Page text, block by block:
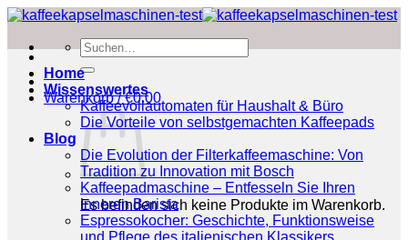
Zum
springen
Suchen
nach:
Warenkorb /€0.00
Es befinden sich keine Produkte im Warenkorb.
Home
Wissenswertes
Kaffeevollautomaten für Haushalt & Büro
Die Vorteile von selbstgemachten Kaffeepads
Blog
Die Evolution der Filterkaffeemaschine: Von
Tradition zu Innovation mit Bosch
Kaffeepadmaschine – Entfesseln Sie Ihren
inneren Barista
Espressokocher: Geschichte, Funktionsweise
und Pflege des italienischen Klassikers